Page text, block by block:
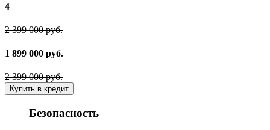
4
2 399 000 руб.
1 899 000 руб.
2 399 000 руб.
Купить в кредит
Безопасность